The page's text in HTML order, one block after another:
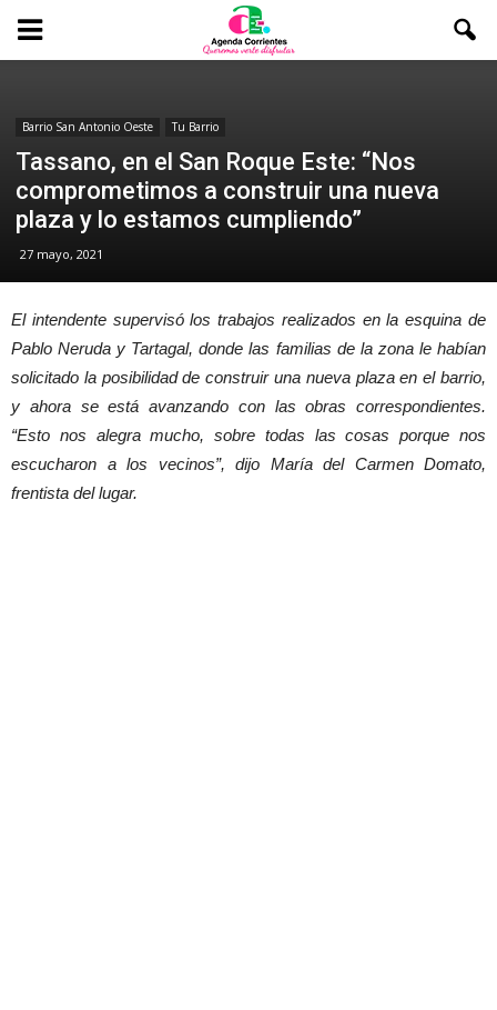
Barrio San Antonio Oeste Tu Barrio
Tassano, en el San Roque Este: “Nos
comprometimos a construir una nueva
plaza y lo estamos cumpliendo”
27 mayo, 2021
El intendente supervisó los trabajos realizados en la esquina de
Pablo Neruda y Tartagal, donde las familias de la zona le habían
solicitado la posibilidad de construir una nueva plaza en el barrio,
y ahora se está avanzando con las obras correspondientes.
“Esto nos alegra mucho, sobre todas las cosas porque nos
escucharon a los vecinos”, dijo María del Carmen Domato,
frentista del lugar.